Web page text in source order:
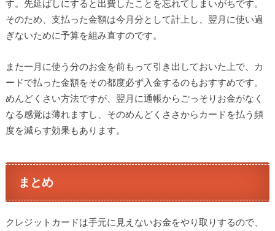
す。先延ばしにすると出費したことを忘れてしまいがちです。
そのため、支払った金額は今月分として計上し、翌月に使い過
ぎないために予算を組み直すのです。
また一月に使う分のお金を前もって引き出しておいた上で、カ
ードで払った金額をその都度必ず入金するのもおすすめです。
めんどくさい方法ですが、翌月に通帳からごっそりお金がなく
なる感覚は薄れますし、そのめんどくささからカードを払う頻
度を減らす効果もあります。
まとめ
クレジットカードは手元に見えないお金をやり取りするので、